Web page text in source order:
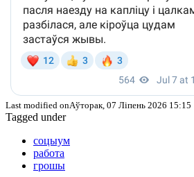
Last modified onАўторак, 07 Ліпень 2026 15:15
Tagged under
соцыум
работа
грошы